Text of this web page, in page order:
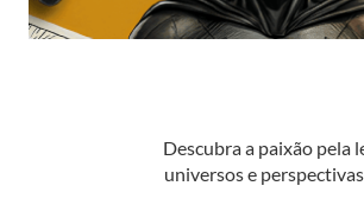
Descubra a paixão pela
universos e